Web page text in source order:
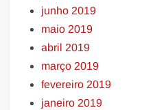
junho 2019
maio 2019
abril 2019
março 2019
fevereiro 2019
janeiro 2019